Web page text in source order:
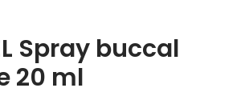
Spray buccal
20 ml